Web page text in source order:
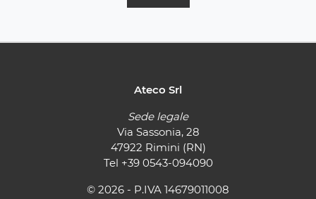
Ateco Srl
Sede legale
Via Sassonia, 28
47922 Rimini (RN)
Tel +39 0543-094090
© 2026 - P.IVA 14679011008